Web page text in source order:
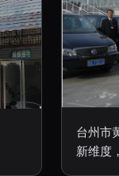
台州市
新维度